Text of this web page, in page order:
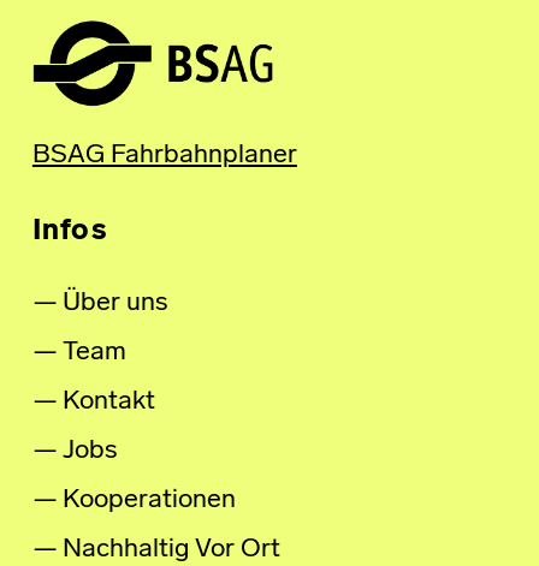
BSAG Fahrbahnplaner
Infos
Über uns
Team
Kontakt
Jobs
Kooperationen
Nachhaltig Vor Ort